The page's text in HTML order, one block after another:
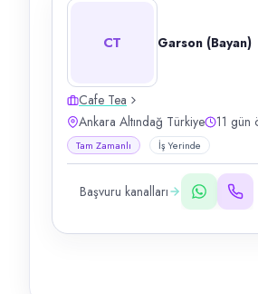
CT Garson (Bayan)
Cafe Tea
Ankara Altındağ Türkiye
11 gün
Tam Zamanlı İş Yerinde
Başvuru kanalları